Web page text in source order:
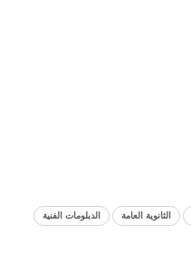
الثانوية العامة الدبلومات الفنية